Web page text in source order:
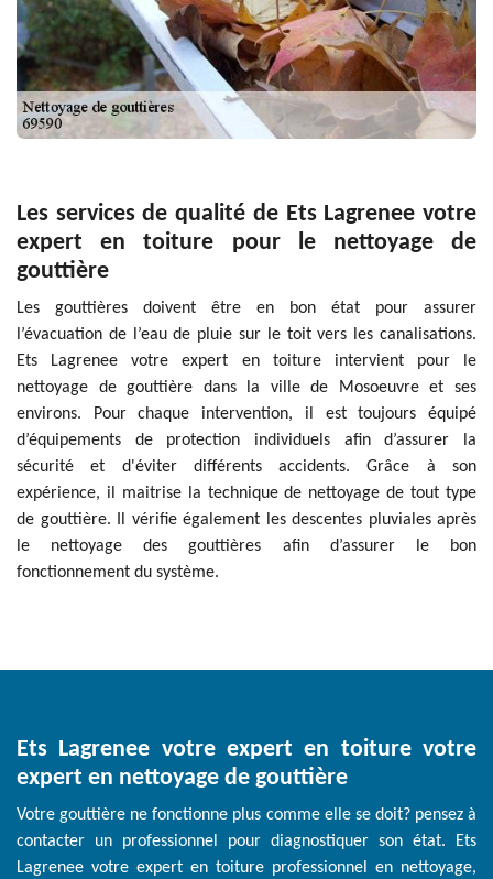
Les services de qualité de Ets Lagrenee votre
expert en toiture pour le nettoyage de
gouttière
Les gouttières doivent être en bon état pour assurer
l’évacuation de l’eau de pluie sur le toit vers les canalisations.
Ets Lagrenee votre expert en toiture intervient pour le
nettoyage de gouttière dans la ville de Mosoeuvre et ses
environs. Pour chaque intervention, il est toujours équipé
d’équipements de protection individuels afin d’assurer la
sécurité et d'éviter différents accidents. Grâce à son
expérience, il maitrise la technique de nettoyage de tout type
de gouttière. Il vérifie également les descentes pluviales après
le nettoyage des gouttières afin d’assurer le bon
fonctionnement du système.
Ets Lagrenee votre expert en toiture votre
expert en nettoyage de gouttière
Votre gouttière ne fonctionne plus comme elle se doit? pensez à
contacter un professionnel pour diagnostiquer son état. Ets
Lagrenee votre expert en toiture professionnel en nettoyage,